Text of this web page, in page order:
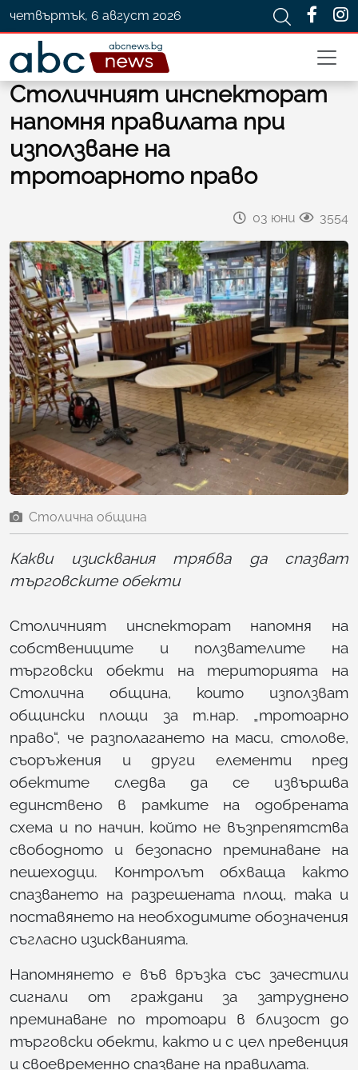
четвъртък, 6 август 2026
Столичният инспекторат
напомня правилата при
използване на
тротоарното право
03 юни 3554
Столична община
Какви изисквания трябва да спазват
търговските обекти
Столичният инспекторат напомня на
собствениците и ползвателите на
търговски обекти на територията на
Столична община, които използват
общински площи за т.нар. „тротоарно
право“, че разполагането на маси, столове,
съоръжения и други елементи пред
обектите следва да се извършва
единствено в рамките на одобрената
схема и по начин, който не възпрепятства
свободното и безопасно преминаване на
пешеходци. Контролът обхваща както
спазването на разрешената площ, така и
поставянето на необходимите обозначения
съгласно изискванията.
Напомнянето е във връзка със зачестили
сигнали от граждани за затруднено
преминаване по тротоари в близост до
търговски обекти, както и с цел превенция
и своевременно спазване на правилата.